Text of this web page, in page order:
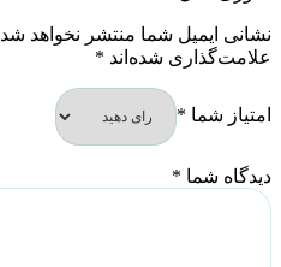
نشانی ایمیل شما منتشر نخواهد
علامت‌گذاری شده‌اند *
امتیاز شما *
دیدگاه شما *